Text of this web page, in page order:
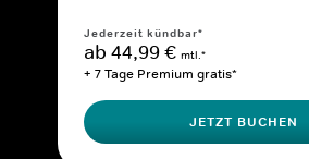
Jederzeit kündbar*
ab 44,99 € mtl.*
+ 7 Tage Premium gratis*
JETZT BUCHEN